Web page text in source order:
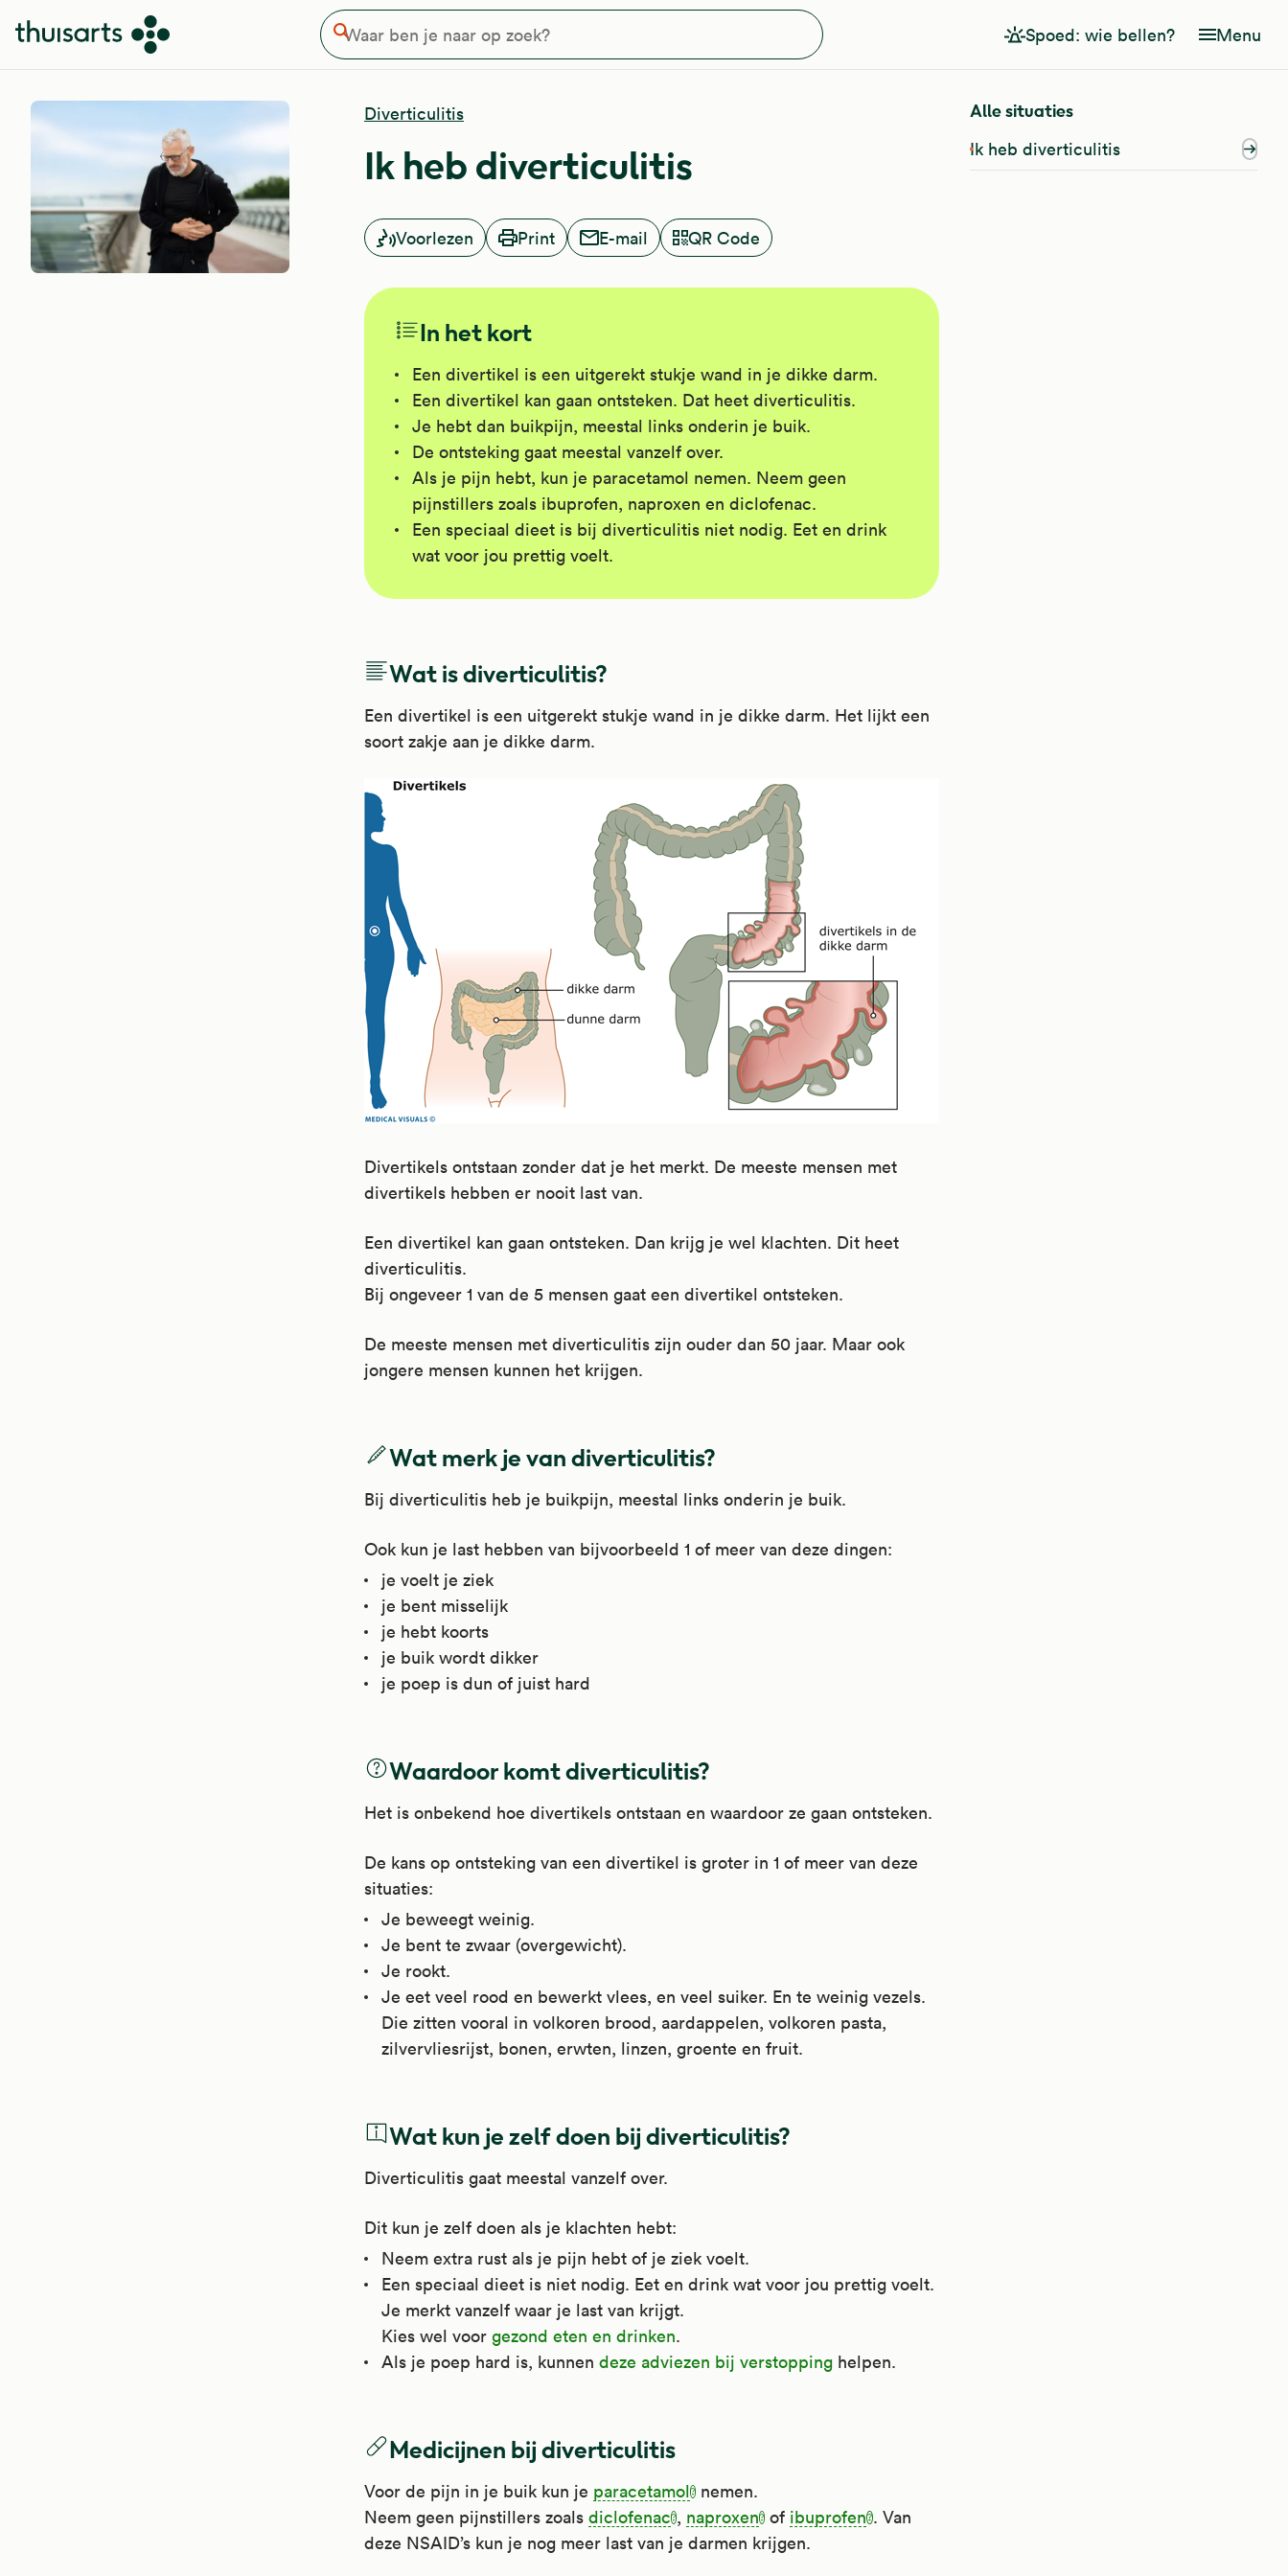
Overslaan en naar de inhoud gaan Waar ben je naar op zoek?
Zoeken Spoed: wie bellen? Menu
Diverticulitis
Ik heb diverticulitis
Voorlezen Print E-mail QR Code
In het kort
Een divertikel is een uitgerekt stukje wand in je dikke darm.
Een divertikel kan gaan ontsteken. Dat heet diverticulitis.
Je hebt dan buikpijn, meestal links onderin je buik.
De ontsteking gaat meestal vanzelf over.
Als je pijn hebt, kun je paracetamol nemen. Neem geen
pijnstillers zoals ibuprofen, naproxen en diclofenac.
Een speciaal dieet is bij diverticulitis niet nodig. Eet en drink
wat voor jou prettig voelt.
Wat is diverticulitis?
Een divertikel is een uitgerekt stukje wand in je dikke darm. Het lijkt een
soort zakje aan je dikke darm.
Divertikels ontstaan zonder dat je het merkt. De meeste mensen met
divertikels hebben er nooit last van.
Een divertikel kan gaan ontsteken. Dan krijg je wel klachten. Dit heet
diverticulitis.
Bij ongeveer 1 van de 5 mensen gaat een divertikel ontsteken.
De meeste mensen met diverticulitis zijn ouder dan 50 jaar. Maar ook
jongere mensen kunnen het krijgen.
Wat merk je van diverticulitis?
Bij diverticulitis heb je buikpijn, meestal links onderin je buik.
Ook kun je last hebben van bijvoorbeeld 1 of meer van deze dingen:
je voelt je ziek
je bent misselijk
je hebt koorts
je buik wordt dikker
je poep is dun of juist hard
Waardoor komt diverticulitis?
Het is onbekend hoe divertikels ontstaan en waardoor ze gaan ontsteken.
De kans op ontsteking van een divertikel is groter in 1 of meer van deze
situaties:
Je beweegt weinig.
Je bent te zwaar (overgewicht).
Je rookt.
Je eet veel rood en bewerkt vlees, en veel suiker. En te weinig vezels.
Die zitten vooral in volkoren brood, aardappelen, volkoren pasta,
zilvervliesrijst, bonen, erwten, linzen, groente en fruit.
Wat kun je zelf doen bij diverticulitis?
Diverticulitis gaat meestal vanzelf over.
Dit kun je zelf doen als je klachten hebt:
Neem extra rust als je pijn hebt of je ziek voelt.
Een speciaal dieet is niet nodig. Eet en drink wat voor jou prettig voelt.
Je merkt vanzelf waar je last van krijgt.
Kies wel voor gezond eten en drinken.
Als je poep hard is, kunnen deze adviezen bij verstopping helpen.
Medicijnen bij diverticulitis
Voor de pijn in je buik kun je paracetamol nemen.
Neem geen pijnstillers zoals diclofenac , naproxen of ibuprofen . Van
deze NSAID’s kun je nog meer last van je darmen krijgen.
Alle situaties
Ik heb diverticulitis